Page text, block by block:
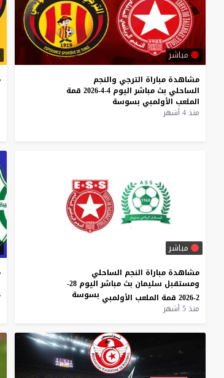
مباشر
مشاهدة مباراة الترجي والنجم
الساحلي بث مباشر اليوم 4-4-2026
قمة
الملعب الأولمبي بسوسة
منذ 4 أشهر
مباشر
مشاهدة مباراة النجم الساحلي
ومستقبل سليمان بث مباشر اليوم 28-
2-2026 قمة الملعب الأولمبي
بسوسة
منذ 5 أشهر